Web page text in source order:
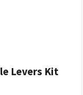
Levers Kit